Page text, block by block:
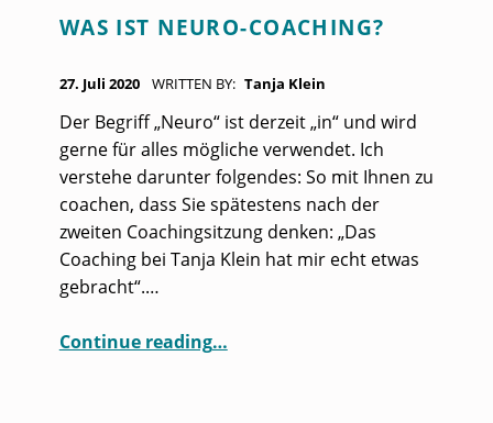
WAS IST NEURO-COACHING?
27. Juli 2020 WRITTEN BY: Tanja Klein
Der Begriff „Neuro“ ist derzeit „in“ und wird
gerne für alles mögliche verwendet. Ich
verstehe darunter folgendes: So mit Ihnen zu
coachen, dass Sie spätestens nach der
zweiten Coachingsitzung denken: „Das
Coaching bei Tanja Klein hat mir echt etwas
gebracht“.…
Continue reading…